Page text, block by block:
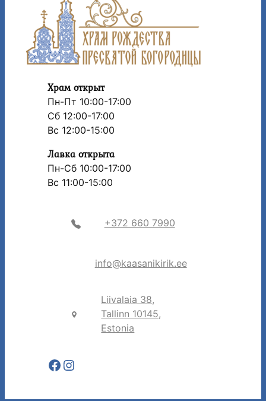
Храм открыт
Пн-Пт 10:00-17:00
Сб 12:00-17:00
Вс 12:00-15:00
Лавка открыта
Пн-Сб 10:00-17:00
Вс 11:00-15:00
+372 660 7990
info@kaasanikirik.ee
Liivalaia 38,
Tallinn 10145,
Estonia
Facebook
Instagram